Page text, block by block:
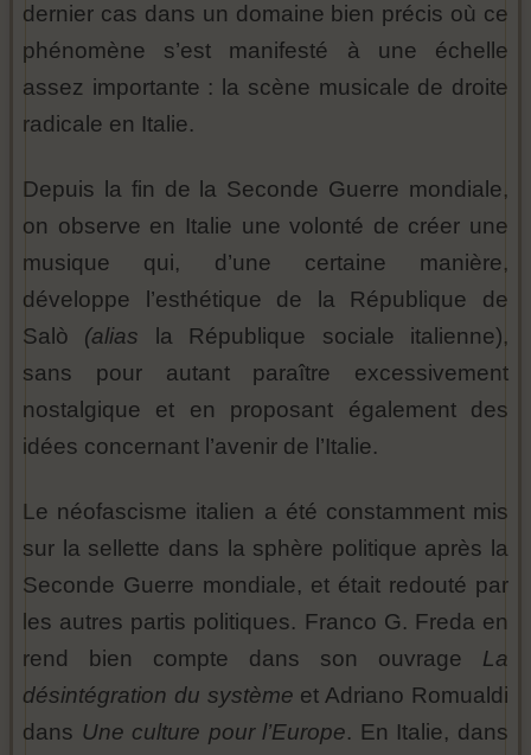
dernier cas dans un domaine bien précis où ce
phénomène s’est manifesté à une échelle
assez importante : la scène musicale de droite
radicale en Italie.
Depuis la fin de la Seconde Guerre mondiale,
on observe en Italie une volonté de créer une
musique qui, d’une certaine manière,
développe l’esthétique de la République de
Salò (alias
la République sociale italienne),
sans pour autant paraître excessivement
nostalgique et en proposant également des
idées concernant l’avenir de l’Italie.
Le néofascisme italien a été constamment mis
sur la sellette dans la sphère politique après la
Seconde Guerre mondiale, et était redouté par
les autres partis politiques. Franco G. Freda en
rend bien compte dans son ouvrage La
désintégration du système et Adriano Romualdi
dans Une culture pour l’Europe. En Italie, dans